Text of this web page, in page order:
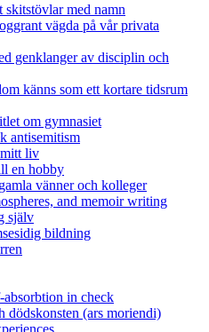
med namn
vägda på vår privata
genklanger av disciplin och
känns som ett kortare tidsrum
om gymnasiet
antisemitism
liv
en hobby
vänner och kolleger
and memoir writing
själv
bildning
in check
dödskonsten (ars moriendi)